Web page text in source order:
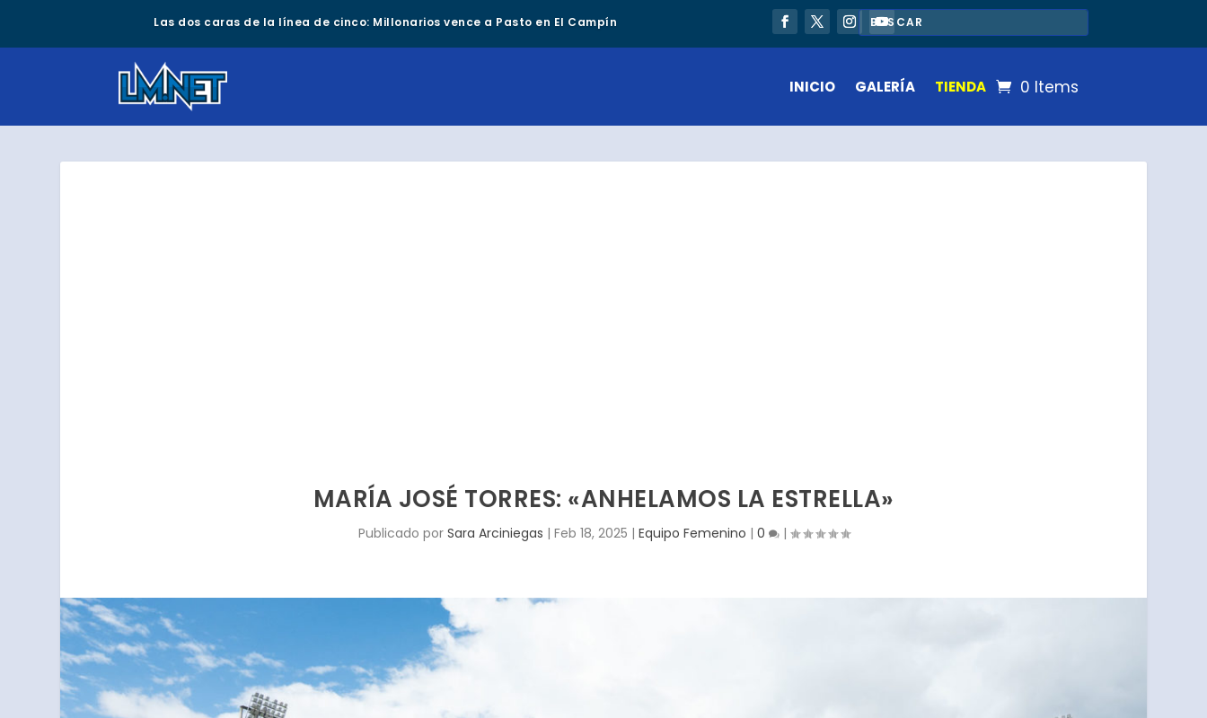
Las dos caras de la línea de cinco: Millonarios vence a Pasto en El Campín
INICIO GALERÍA TIENDA 0 Items
MARÍA JOSÉ TORRES: «ANHELAMOS LA ESTRELLA»
Publicado por Sara Arciniegas | Feb 18, 2025 | Equipo Femenino | 0 |